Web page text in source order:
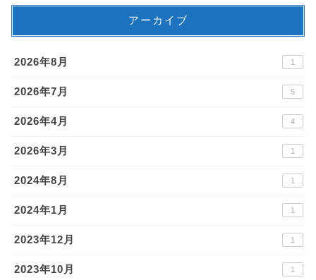
アーカイブ
2026年8月 1
2026年7月 5
2026年4月 4
2026年3月 1
2024年8月 1
2024年1月 1
2023年12月 1
2023年10月 1